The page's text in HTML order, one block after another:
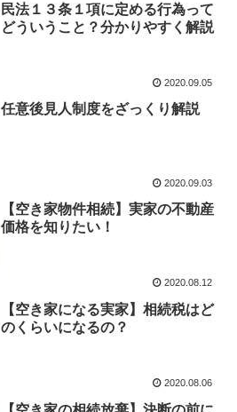
民法１３条１項に定める行為って
どういうこと？分かりやすく解説
2020.09.05
任意後見人制度をざっくり解説
2020.09.03
【空き家物件相続】実家の不動産
価格を知りたい！
2020.08.12
【空き家になる実家】相続税はど
のくらいになるの？
2020.08.06